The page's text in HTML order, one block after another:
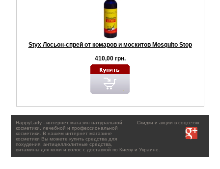
Styx Лосьон-спрей от комаров и москитов Mosquito Stop
410,00 грн.
Скидки и акции в соцсетях
HappyLady - интернет магазин натуральной
косметики, лечебной и профессиональной
косметики. В нашем интернет магазине
косметики Вы можете купить средства для
похудения, антицеллюлитные средства,
витамины для кожи и волос с доставкой по Киеву и Украине.